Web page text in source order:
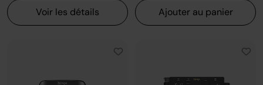
Voir les détails
Ajouter au panier